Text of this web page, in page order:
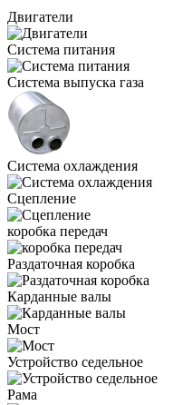
Двигатели
Система питания
Система выпуска газа
Система охлаждения
Сцепление
коробка передач
Раздаточная коробка
Карданные валы
Мост
Устройство седельное
Рама